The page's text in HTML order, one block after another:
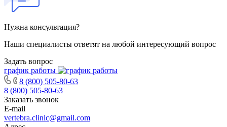
Нужна консультация?
Наши специалисты ответят на любой интересующий вопрос
Задать вопрос
график работы
8 (800) 505-80-63
8 (800) 505-80-63
Заказать звонок
E-mail
vertebra.clinic@gmail.com